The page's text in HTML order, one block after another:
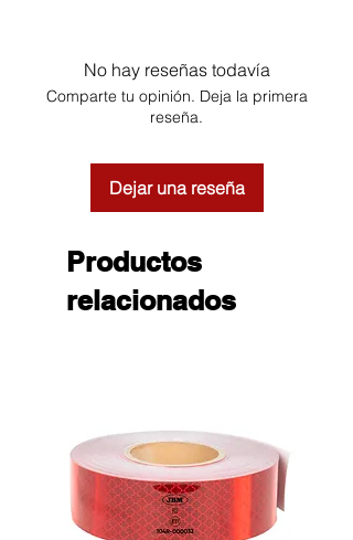
No hay reseñas todavía
Comparte tu opinión. Deja la primera
reseña.
Dejar una reseña
Productos
relacionados